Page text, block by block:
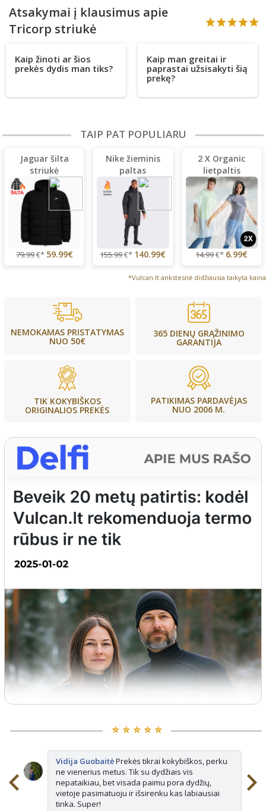
Atsakymai į klausimus apie
Tricorp striukė
Kaip žinoti ar šios
prekės dydis man tiks?
Kaip man greitai ir
paprastai užsisakyti šią
prekę?
TAIP PAT POPULIARU
Jaguar šilta
striukė
79.99€* 59.99€
Nike žieminis
paltas
155.99€* 140.99€
2 X Organic
lietpaltis
14.99€* 6.99€
*Vulcan.lt ankstesnė didžiausia taikyta kaina
NEMOKAMAS PRISTATYMAS
NUO 50€
365 DIENŲ GRĄŽINIMO
GARANTIJA
TIK KOKYBIŠKOS
ORIGINALIOS PREKĖS
PATIKIMAS PARDAVĖJAS
NUO 2006 M.
⭐️ ⭐️ ⭐️ ⭐️ ⭐️
Vidija GuobaitėPrekės tikrai kokybiškos, perku
ne vienerius metus. Tik su dydžiais vis
nepataikiau, bet visada paimu pora dydžių,
vietoje pasimatuoju ir išsirenku kas labiausiai
tinka. Super!